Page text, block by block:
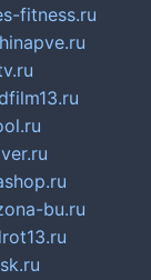
fitness.ru
bu.ru